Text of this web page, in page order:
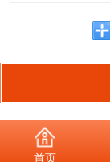
首页